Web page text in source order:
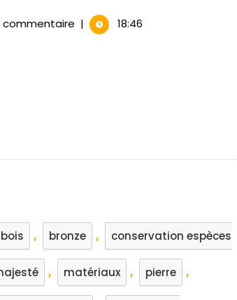
commentaire | 18:46
bois , bronze , conservation espèces
, matériaux , pierre ,